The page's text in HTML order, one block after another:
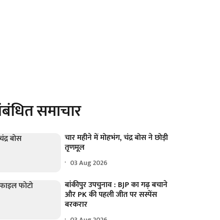
समाचार
चार महीने में मोहभंग, चंद्र बोस ने छोड़ी
तृणमूल
03 Aug 2026
बांकीपुर उपचुनाव : BJP का गढ़ बचाने
और PK की पहली जीत पर सस्पेंस
बरकरार